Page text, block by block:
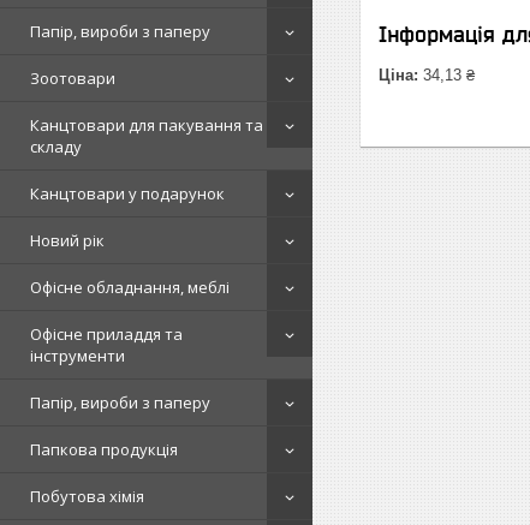
Папір, вироби з паперу
Зоотовари
Канцтовари для пакування та
складу
Канцтовари у подарунок
Новий рік
Офісне обладнання, меблі
Офісне приладдя та
інструменти
Папір, вироби з паперу
Папкова продукція
Побутова хімія
Інформація
Ціна: 34,13 ₴